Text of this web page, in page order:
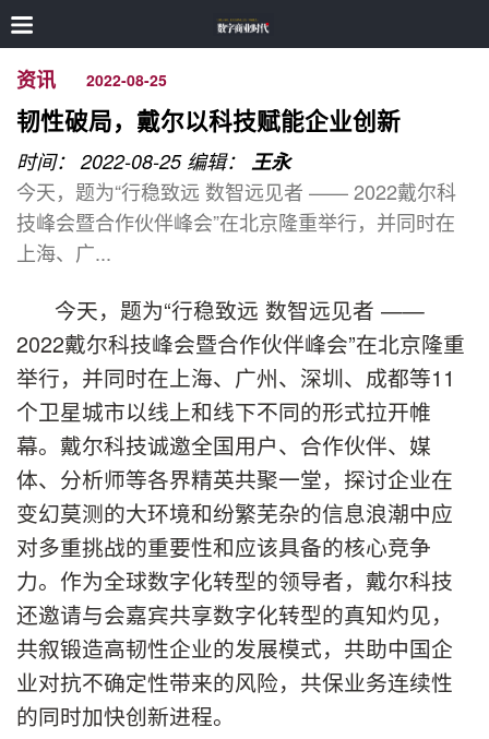
资讯 2022-08-25
韧性破局，戴尔以科技赋能企业创新
时间： 2022-08-25 编辑： 王永
今天，题为“行稳致远 数智远见者 —— 2022戴尔科
技峰会暨合作伙伴峰会”在北京隆重举行，并同时在
上海、广...
今天，题为“行稳致远 数智远见者 ——
2022戴尔科技峰会暨合作伙伴峰会”在北京隆重
举行，并同时在上海、广州、深圳、成都等11
个卫星城市以线上和线下不同的形式拉开帷
幕。戴尔科技诚邀全国用户、合作伙伴、媒
体、分析师等各界精英共聚一堂，探讨企业在
变幻莫测的大环境和纷繁芜杂的信息浪潮中应
对多重挑战的重要性和应该具备的核心竞争
力。作为全球数字化转型的领导者，戴尔科技
还邀请与会嘉宾共享数字化转型的真知灼见，
共叙锻造高韧性企业的发展模式，共助中国企
业对抗不确定性带来的风险，共保业务连续性
的同时加快创新进程。